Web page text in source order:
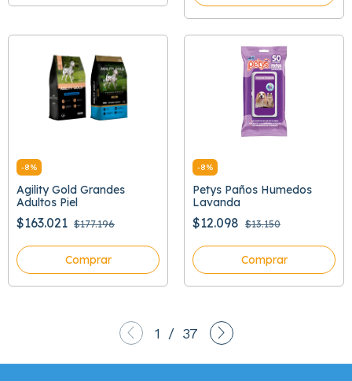
-8%
Agility Gold Grandes
Adultos Piel
$163.021 $177.196
Comprar
-8%
Petys Paños Humedos
Lavanda
$12.098 $13.150
Comprar
1 / 37